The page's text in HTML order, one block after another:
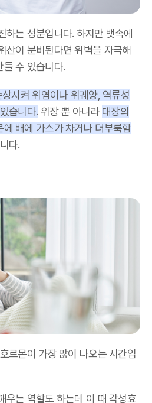
하는 성분입니다. 하지만 뱃속에
산이 분비된다면 위벽을 자극해
들 수 있습니다.
시켜 위염이나 위궤양, 역류성
습니다. 위장 뿐 아니라 대장의
배에 가스가 차거나 더부룩함
다.
르몬이 가장 많이 나오는 시간입
우는 역할도 하는데 이 때 각성효